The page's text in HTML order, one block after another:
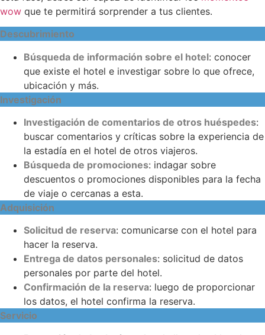
wow que te permitirá sorprender a tus clientes.
Descubrimiento
Búsqueda de información sobre el hotel: conocer
que existe el hotel e investigar sobre lo que ofrece,
ubicación y más.
Investigación
Investigación de comentarios de otros huéspedes:
buscar comentarios y críticas sobre la experiencia de
la estadía en el hotel de otros viajeros.
Búsqueda de promociones: indagar sobre
descuentos o promociones disponibles para la fecha
de viaje o cercanas a esta.
Adquisición
Solicitud de reserva: comunicarse con el hotel para
hacer la reserva.
Entrega de datos personales: solicitud de datos
personales por parte del hotel.
Confirmación de la reserva: luego de proporcionar
los datos, el hotel confirma la reserva.
Servicio